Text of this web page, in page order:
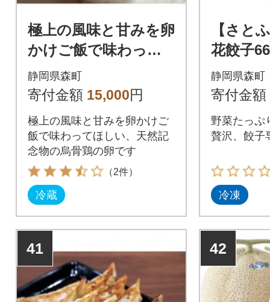
極上の風味と甘みを卵
かけご飯で味わって
ほしい!【遠州森町】
烏骨鶏の卵 20個セ
静岡県森町
寄付金額 15,000円
極上の風味と甘みを卵かけご
飯で味わってほしい、天然記
念物の烏骨鶏の卵です
（2件）
冷蔵
【さと
花餃子
入×3袋)
静岡県森町
寄付金額
野菜たっぷ
贅沢、餃子
冷凍
41 42